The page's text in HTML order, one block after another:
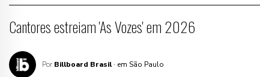
Cantores estreiam 'As Vozes' em 2026
Por Billboard Brasil · em São Paulo